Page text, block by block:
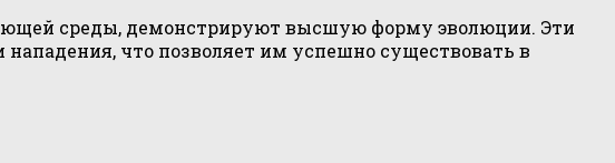
среды, демонстрируют высшую форму эволюции. Эти
что позволяет им успешно существовать в